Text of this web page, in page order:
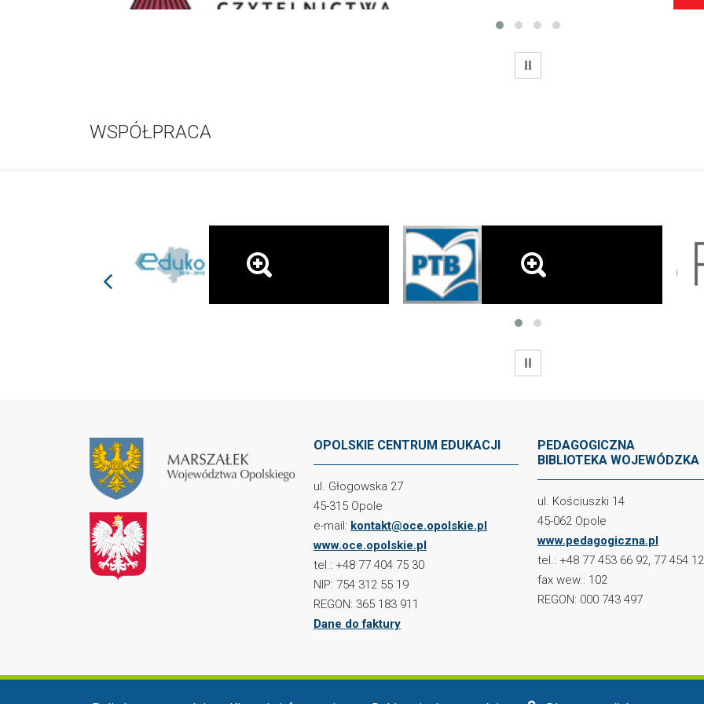
WSTRZYMAJ
WSPÓŁPRACA
WSTRZYMAJ
OPOLSKIE CENTRUM EDUKACJI
ul. Głogowska 27
45-315 Opole
e-mail: kontakt@oce.opolskie.pl
www.oce.opolskie.pl
tel.: +48 77 404 75 30
NIP: 754 312 55 19
REGON: 365 183 911
Dane do faktury
PEDAGOGICZNA
BIBLIOTEKA WOJEWÓDZKA
ul. Kościuszki 14
45-062 Opole
www.pedagogiczna.pl
tel.: +48 77 453 66 92, 77 454
fax wew.: 102
REGON: 000 743 497